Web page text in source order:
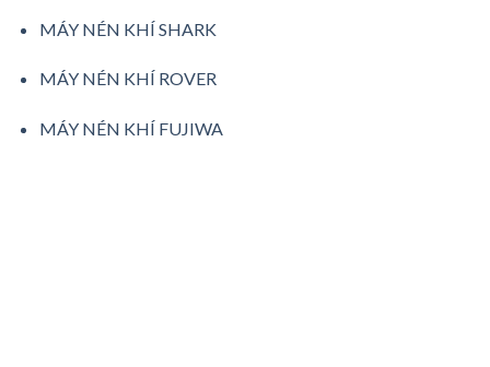
MÁY NÉN KHÍ SHARK
MÁY NÉN KHÍ ROVER
MÁY NÉN KHÍ FUJIWA